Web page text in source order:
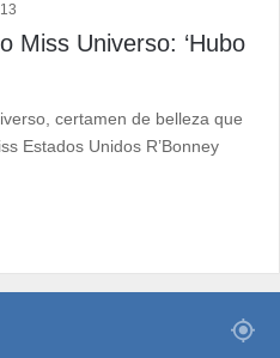
13
Miss Universo: ‘Hubo
certamen de belleza que
Estados Unidos R’Bonney